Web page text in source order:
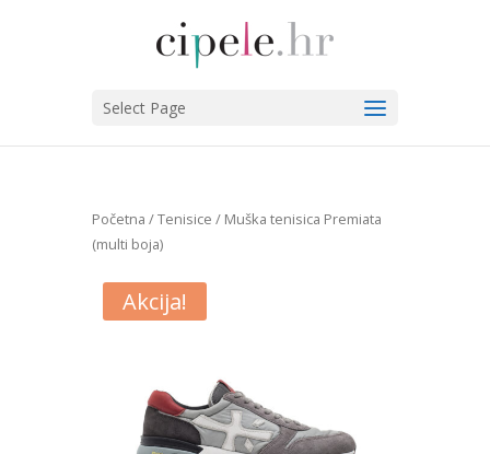
Select Page
Početna /Tenisice / Muška tenisica Premiata
(multi boja)
Akcija!